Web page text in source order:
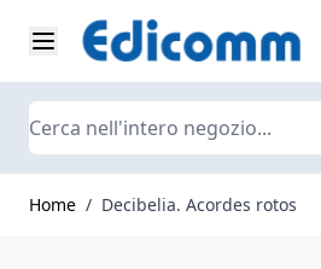
Salta al contenuto
Search
Home / Decibelia. Acordes rotos